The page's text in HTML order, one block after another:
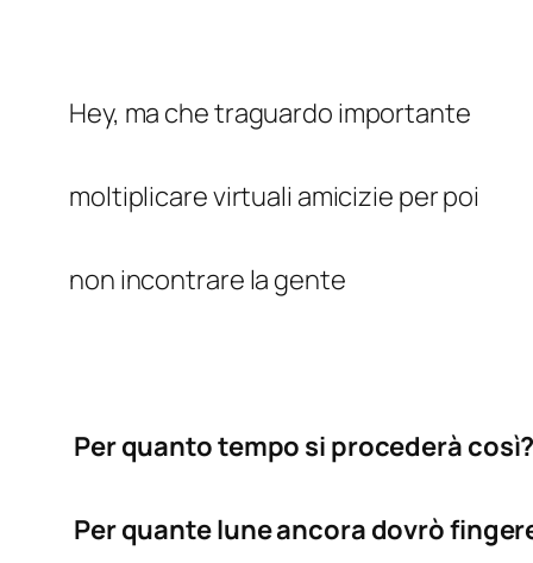
Hey, ma che traguardo importante
moltiplicare virtuali amicizie per poi
non incontrare la gente
Per quanto tempo si procederà
Per quante lune ancora dovrò